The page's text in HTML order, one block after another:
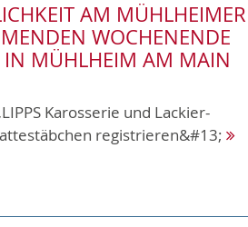
AM MÜHLHEIMER
WOCHENENDE
MÜHLHEIM AM MAIN
Karosserie und Lackier-
registrieren&#13;